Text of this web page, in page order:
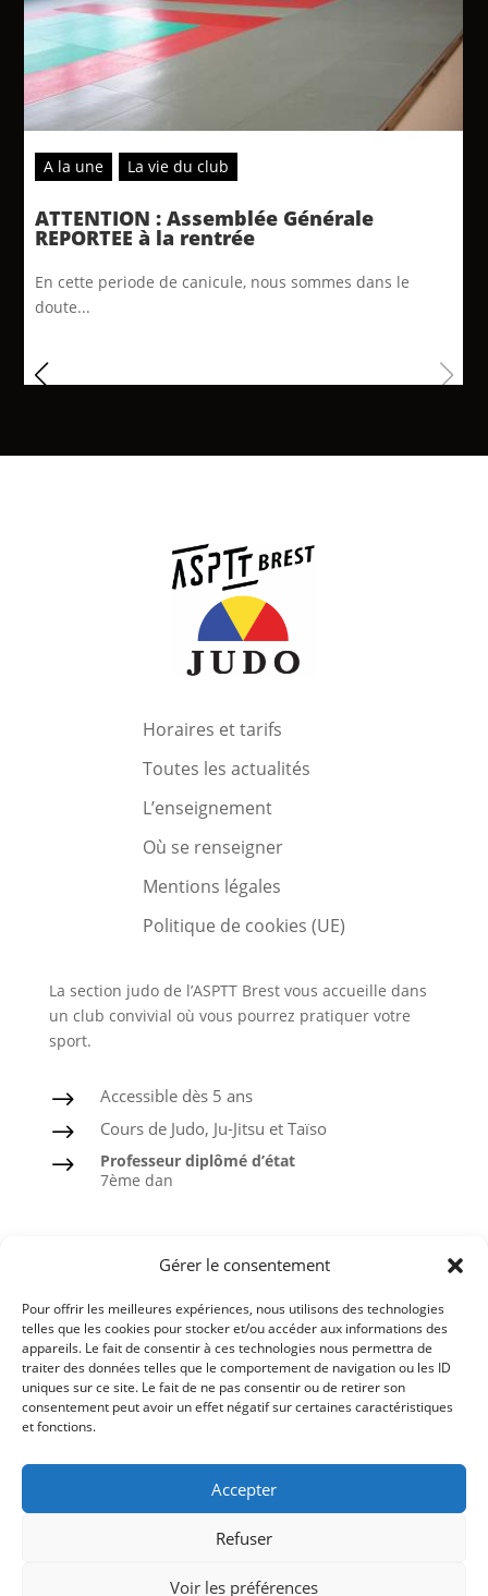
Gérer le consentement
Pour offrir les meilleures expériences, nous utilisons des technologies
telles que les cookies pour stocker et/ou accéder aux informations des
appareils. Le fait de consentir à ces technologies nous permettra de
traiter des données telles que le comportement de navigation ou les ID
uniques sur ce site. Le fait de ne pas consentir ou de retirer son
consentement peut avoir un effet négatif sur certaines caractéristiques
et fonctions.
Accepter
Refuser
Voir les préférences
A la une La vie du club
ATTENTION : Assemblée Générale
REPORTEE à la rentrée
En cette periode de canicule, nous sommes dans le
doute...
Horaires et tarifs
Toutes les actualités
L’enseignement
Où se renseigner
Mentions légales
Politique de cookies (UE)
La section judo de l’ASPTT Brest vous accueille dans
un club convivial où vous pourrez pratiquer votre
sport.
$ Accessible dès 5 ans
$ Cours de Judo, Ju-Jitsu et Taïso
$
Professeur diplômé d’état
7ème dan
Taïso ou Gymnastique douce
Ceintures noires formées à l’ASPTT
Comité du Finistère de Judo
Ligue de Bretagne de Judo